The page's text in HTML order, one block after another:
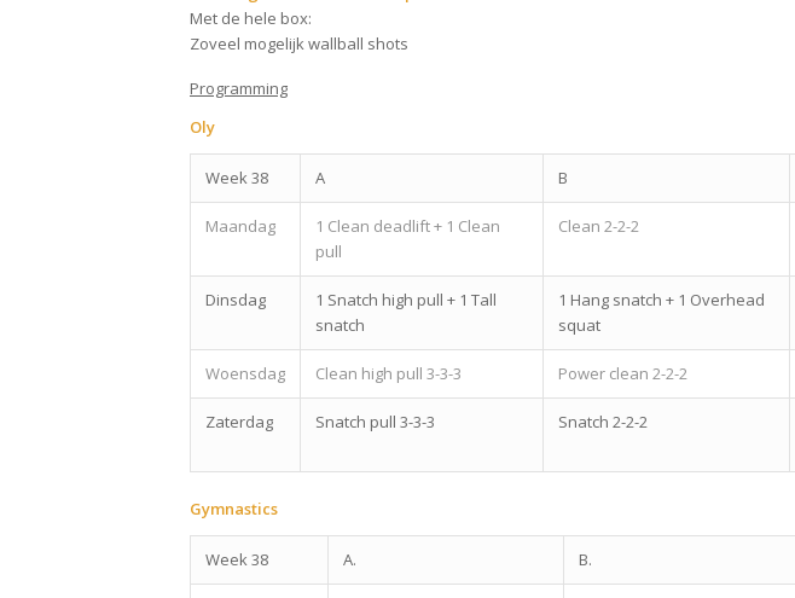
Met de hele box:
Zoveel mogelijk wallball shots
Programming
Oly
Week 38 A B
Maandag
1 Clean deadlift + 1 Clean
pull
Clean 2-2-2
Dinsdag
1 Snatch high pull + 1 Tall
snatch
1 Hang snatch + 1 Overhead
squat
Woensdag Clean high pull 3-3-3 Power clean 2-2-2
Zaterdag Snatch pull 3-3-3 Snatch 2-2-2
Gymnastics
Week 38 A. B.